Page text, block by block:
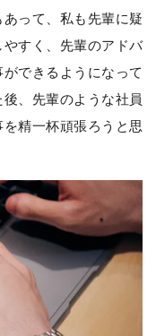
って、私も先輩に疑
すく、先輩のアドバ
できるようになって
、先輩のような社員
精一杯頑張ろうと思